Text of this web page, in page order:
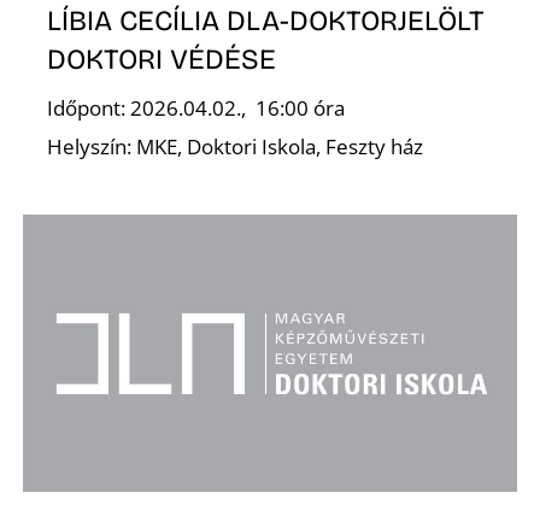
LÍBIA CECÍLIA DLA-DOKTORJELÖLT
DOKTORI VÉDÉSE
Időpont: 2026.04.02., 16:00 óra
Helyszín: MKE, Doktori Iskola, Feszty ház